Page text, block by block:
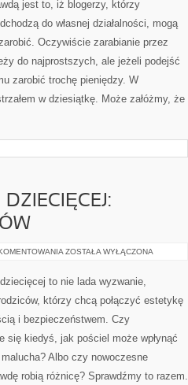
jest to, iż blogerzy, którzy
do własnej działalności, mogą
Oczywiście zarabianie przez
do najprostszych, ale jeżeli podejść
zarobić trochę pieniędzy. W
w dziesiątkę. Może załóżmy, że
WYBÓR
DZIECIĘCEJ:
PRZEWODNIK
RODZICÓW
ZOSTAŁA WYŁĄCZONA
to nie lada wyzwanie,
którzy chcą połączyć estetykę
i bezpieczeństwem. Czy
się kiedyś, jak pościel może wpłynąć
Albo czy nowoczesne
robią różnicę? Sprawdźmy to razem.